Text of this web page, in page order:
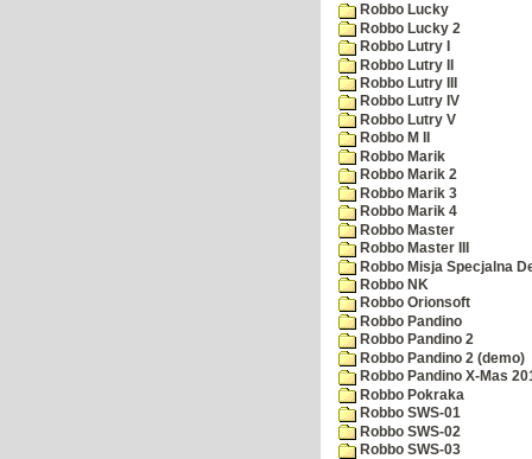
Robbo Lucky
Robbo Lucky 2
Robbo Lutry I
Robbo Lutry II
Robbo Lutry III
Robbo Lutry IV
Robbo Lutry V
Robbo M II
Robbo Marik
Robbo Marik 2
Robbo Marik 3
Robbo Marik 4
Robbo Master
Robbo Master III
Robbo Misja Specjalna
Robbo NK
Robbo Orionsoft
Robbo Pandino
Robbo Pandino 2
Robbo Pandino 2 (demo)
Robbo Pandino X-Mas
Robbo Pokraka
Robbo SWS-01
Robbo SWS-02
Robbo SWS-03